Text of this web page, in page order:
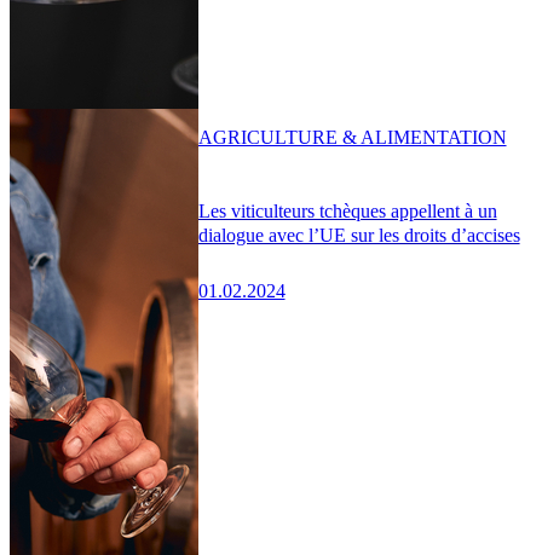
Les viticulteurs tchèques appellent à un
dialogue avec l’UE sur les droits d’accises
01.02.2024
AGRICULTURE & ALIMENTATION